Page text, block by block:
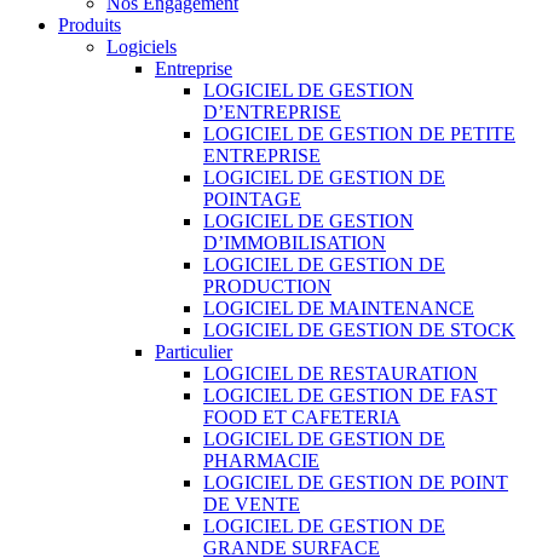
Produits
Logiciels
Entreprise
LOGICIEL DE GESTION
D’ENTREPRISE
LOGICIEL DE GESTION DE PETITE
ENTREPRISE
LOGICIEL DE GESTION DE
POINTAGE
LOGICIEL DE GESTION
D’IMMOBILISATION
LOGICIEL DE GESTION DE
PRODUCTION
LOGICIEL DE MAINTENANCE
LOGICIEL DE GESTION DE STOCK
Particulier
LOGICIEL DE RESTAURATION
LOGICIEL DE GESTION DE FAST
FOOD ET CAFETERIA
LOGICIEL DE GESTION DE
PHARMACIE
LOGICIEL DE GESTION DE POINT
DE VENTE
LOGICIEL DE GESTION DE
GRANDE SURFACE